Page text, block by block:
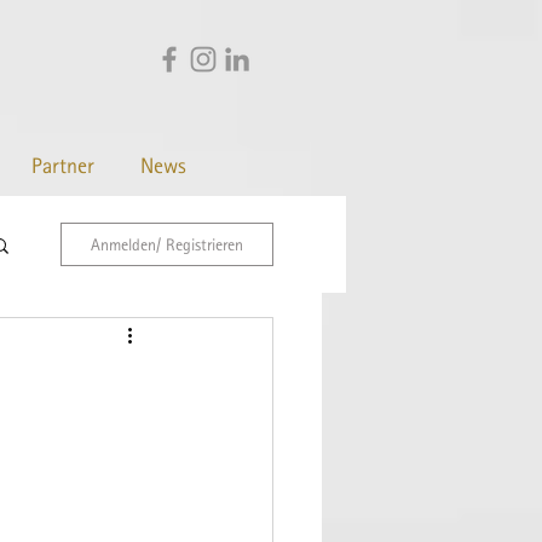
Partner News
Anmelden/ Registrieren